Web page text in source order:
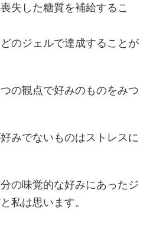
失した糖質を補給するこ
のジェルで達成することが
の観点で好みのものをみつ
みでないものはストレスに
の味覚的な好みにあったジ
私は思います。